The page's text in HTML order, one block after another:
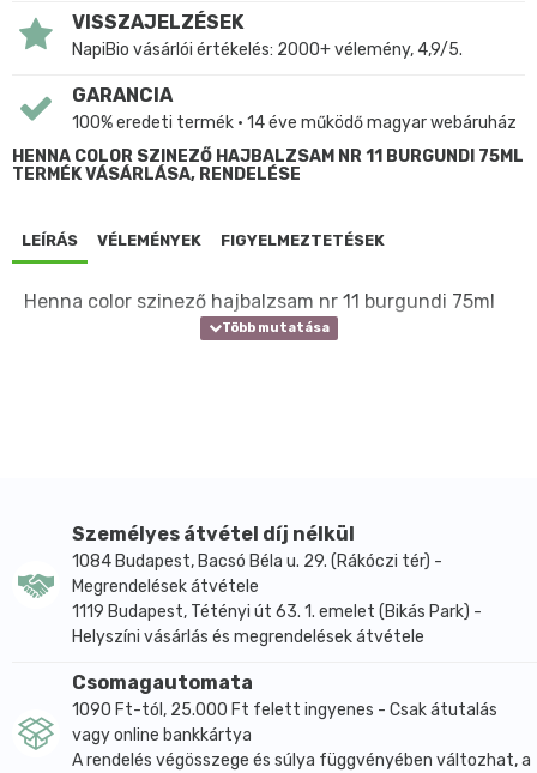
VISSZAJELZÉSEK
NapiBio vásárlói értékelés: 2000+ vélemény, 4,9/5.
GARANCIA
100% eredeti termék • 14 éve működő magyar webáruház
HENNA COLOR SZINEZŐ HAJBALZSAM NR 11 BURGUNDI 75ML
TERMÉK VÁSÁRLÁSA, RENDELÉSE
LEÍRÁS VÉLEMÉNYEK FIGYELMEZTETÉSEK
Henna color szinező hajbalzsam nr 11 burgundi 75ml
Személyes átvétel díj nélkül
1084 Budapest, Bacsó Béla u. 29. (Rákóczi tér) -
Megrendelések átvétele
1119 Budapest, Tétényi út 63. 1. emelet (Bikás Park) -
Helyszíni vásárlás és megrendelések átvétele
Csomagautomata
1090 Ft-tól, 25.000 Ft felett ingyenes - Csak átutalás
vagy online bankkártya
A rendelés végösszege és súlya függvényében változhat, a